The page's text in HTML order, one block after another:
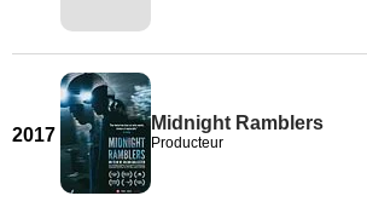
2017
Midnight Ramblers
Producteur